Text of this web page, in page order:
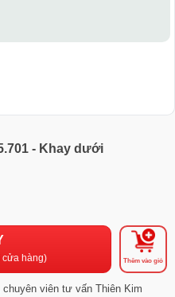
- Khay dưới
cửa hàng) Thêm vào giỏ
chuyên viên tư vấn Thiên Kim